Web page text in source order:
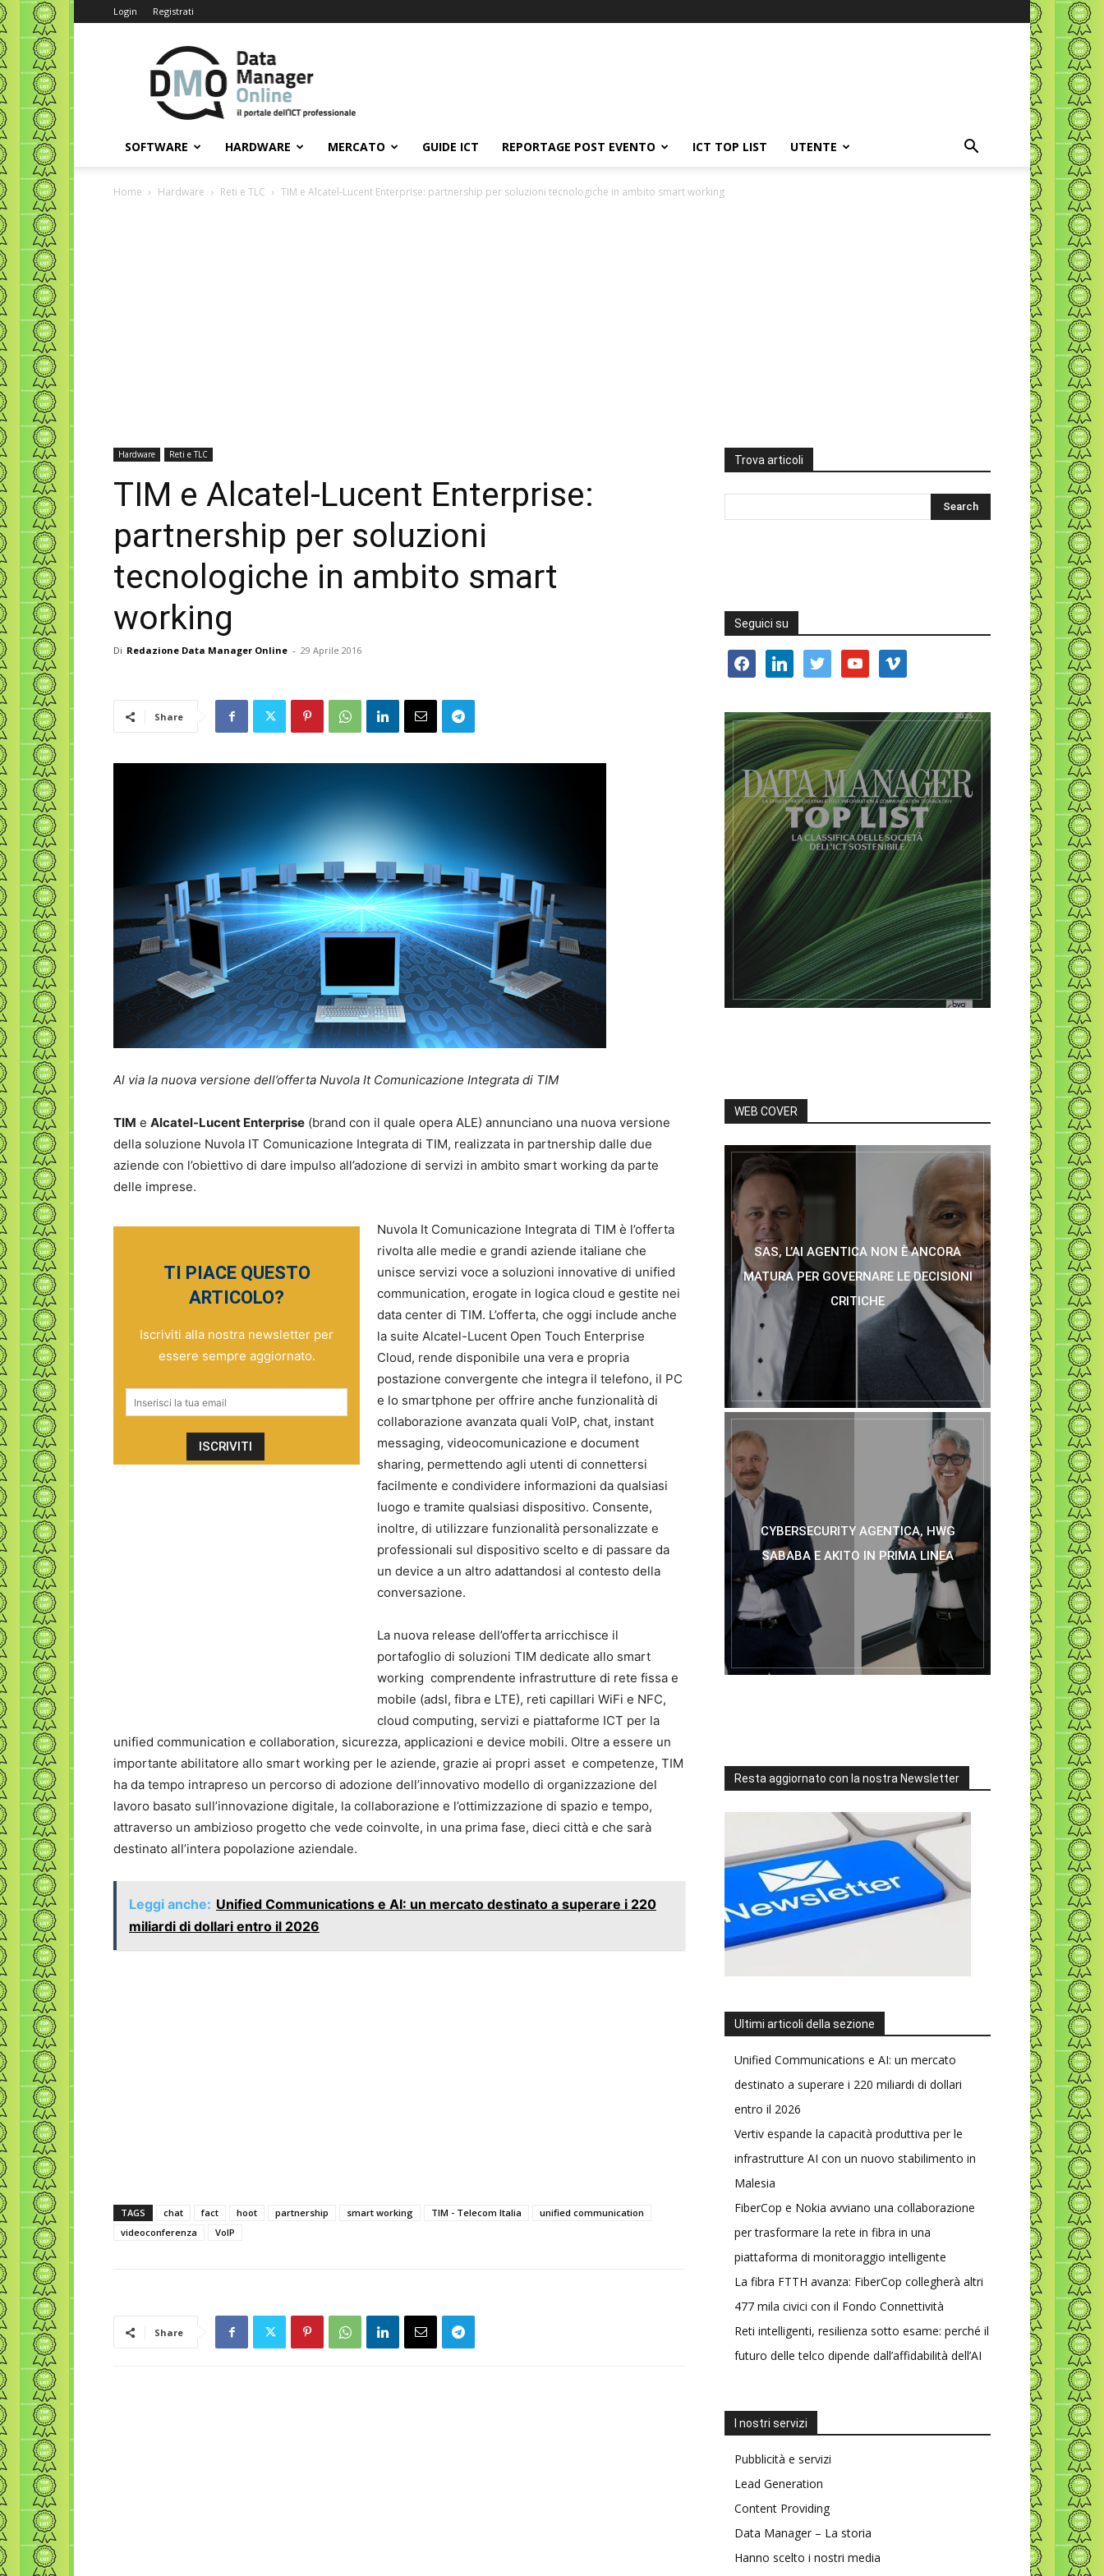
Login Registrati
Data
Manager
Online
SOFTWARE HARDWARE MERCATO GUIDE ICT REPORTAGE POST EVENTO ICT TOP LIST UTENTE
Home Hardware Reti e TLC TIM e Alcatel-Lucent Enterprise: partnership per soluzioni tecnologiche in ambito smart working
Hardware Reti e TLC
TIM e Alcatel-Lucent Enterprise:
partnership per soluzioni
tecnologiche in ambito smart
working
Di Redazione Data Manager Online - 29 Aprile 2016
Share
Al via la nuova versione dell’offerta Nuvola It Comunicazione Integrata di TIM
TIM e Alcatel-Lucent Enterprise (brand con il quale opera ALE) annunciano una nuova versione
della soluzione Nuvola IT Comunicazione Integrata di TIM, realizzata in partnership dalle due
aziende con l’obiettivo di dare impulso all’adozione di servizi in ambito smart working da parte
delle imprese.
TI PIACE QUESTO
ARTICOLO?
Iscriviti alla nostra newsletter per
essere sempre aggiornato.
Nuvola It Comunicazione Integrata di TIM è l’offerta
rivolta alle medie e grandi aziende italiane che
unisce servizi voce a soluzioni innovative di unified
communication, erogate in logica cloud e gestite nei
data center di TIM. L’offerta, che oggi include anche
la suite Alcatel-Lucent Open Touch Enterprise
Cloud, rende disponibile una vera e propria
postazione convergente che integra il telefono, il PC
e lo smartphone per offrire anche funzionalità di
collaborazione avanzata quali VoIP, chat, instant
messaging, videocomunicazione e document
sharing, permettendo agli utenti di connettersi
facilmente e condividere informazioni da qualsiasi
luogo e tramite qualsiasi dispositivo. Consente,
inoltre, di utilizzare funzionalità personalizzate e
professionali sul dispositivo scelto e di passare da
un device a un altro adattandosi al contesto della
conversazione.
La nuova release dell’offerta arricchisce il
portafoglio di soluzioni TIM dedicate allo smart
working comprendente infrastrutture di rete fissa e
mobile (adsl, fibra e LTE), reti capillari WiFi e NFC,
cloud computing, servizi e piattaforme ICT per la
unified communication e collaboration, sicurezza, applicazioni e device mobili. Oltre a essere un
importante abilitatore allo smart working per le aziende, grazie ai propri asset e competenze, TIM
ha da tempo intrapreso un percorso di adozione dell’innovativo modello di organizzazione del
lavoro basato sull’innovazione digitale, la collaborazione e l’ottimizzazione di spazio e tempo,
attraverso un ambizioso progetto che vede coinvolte, in una prima fase, dieci città e che sarà
destinato all’intera popolazione aziendale.
Leggi anche: Unified Communications e AI: un mercato destinato a superare i 220
miliardi di dollari entro il 2026
TAGS chat fact hoot partnership smart working TIM - Telecom Italia
unified communication
videoconferenza
VoIP
Share
Trova articoli
Seguici su
facebooklinkedin twitter youtube vimeo
WEB COVER
SAS, L’AI AGENTICA NON È ANCORA
MATURA PER GOVERNARE LE DECISIONI
CRITICHE
CYBERSECURITY AGENTICA, HWG
SABABA E AKITO IN PRIMA LINEA
Resta aggiornato con la nostra Newsletter
Ultimi articoli della sezione
Unified Communications e AI: un mercato
destinato a superare i 220 miliardi di dollari
entro il 2026
Vertiv espande la capacità produttiva per le
infrastrutture AI con un nuovo stabilimento in
Malesia
FiberCop e Nokia avviano una collaborazione
per trasformare la rete in fibra in una
piattaforma di monitoraggio intelligente
La fibra FTTH avanza: FiberCop collegherà altri
477 mila civici con il Fondo Connettività
Reti intelligenti, resilienza sotto esame: perché il
futuro delle telco dipende dall’affidabilità dell’AI
I nostri servizi
Pubblicità e servizi
Lead Generation
Content Providing
Data Manager – La storia
Hanno scelto i nostri media